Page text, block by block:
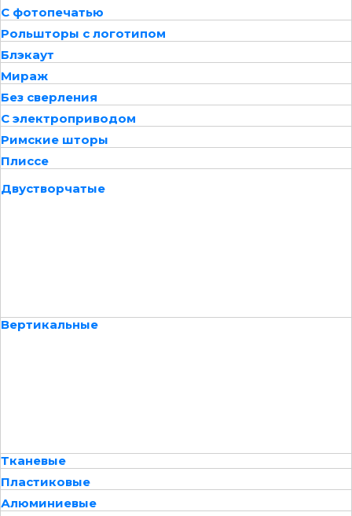
С фотопечатью
Рольшторы с логотипом
Блэкаут
Мираж
Без сверления
С электроприводом
Римские шторы
Плиссе
Двустворчатые
Вертикальные
Тканевые
Пластиковые
Алюминиевые